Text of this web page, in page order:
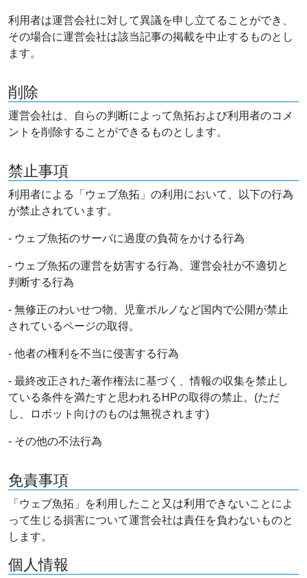
利用者は運営会社に対して異議を申し立てることができ、
その場合に運営会社は該当記事の掲載を中止するものとし
ます。
削除
運営会社は、自らの判断によって魚拓および利用者のコメ
ントを削除することができるものとします。
禁止事項
利用者による「ウェブ魚拓」の利用において、以下の行為
が禁止されています。
- ウェブ魚拓のサーバに過度の負荷をかける行為
- ウェブ魚拓の運営を妨害する行為、運営会社が不適切と
判断する行為
- 無修正のわいせつ物、児童ポルノなど国内で公開が禁止
されているページの取得。
- 他者の権利を不当に侵害する行為
- 最終改正された著作権法に基づく、情報の収集を禁止し
ている条件を満たすと思われるHPの取得の禁止。(ただ
し、ロボット向けのものは無視されます)
- その他の不法行為
免責事項
「ウェブ魚拓」を利用したこと又は利用できないことによ
って生じる損害について運営会社は責任を負わないものと
します。
個人情報